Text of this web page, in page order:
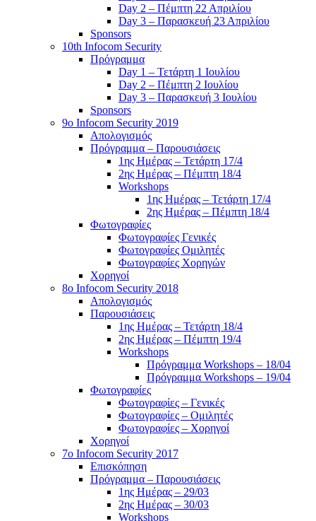
Day 2 – Πέμπτη 22 Απριλίου
Day 3 – Παρασκευή 23 Απριλίου
Sponsors
10th Infocom Security
Πρόγραμμα
Day 1 – Τετάρτη 1 Ιουλίου
Day 2 – Πέμπτη 2 Ιουλίου
Day 3 – Παρασκευή 3 Ιουλίου
Sponsors
9ο Infocom Security 2019
Απολογισμός
Πρόγραμμα – Παρουσιάσεις
1ης Ημέρας – Τετάρτη 17/4
2ης Ημέρας – Πέμπτη 18/4
Workshops
1ης Ημέρας – Τετάρτη 17/4
2ης Ημέρας – Πέμπτη 18/4
Φωτογραφίες
Φωτογραφίες Γενικές
Φωτογραφίες Ομιλητές
Φωτογραφίες Χορηγών
Χορηγοί
8ο Infocom Security 2018
Απολογισμός
Παρουσιάσεις
1ης Ημέρας – Τετάρτη 18/4
2ης Ημέρας – Πέμπτη 19/4
Workshops
Πρόγραμμα Workshops – 18/04
Πρόγραμμα Workshops – 19/04
Φωτογραφίες
Φωτογραφίες – Γενικές
Φωτογραφίες – Ομιλητές
Φωτογραφίες – Χορηγοί
Χορηγοί
7o Infocom Security 2017
Επισκόπηση
Πρόγραμμα – Παρουσιάσεις
1ης Ημέρας – 29/03
2ης Ημέρας – 30/03
Workshops